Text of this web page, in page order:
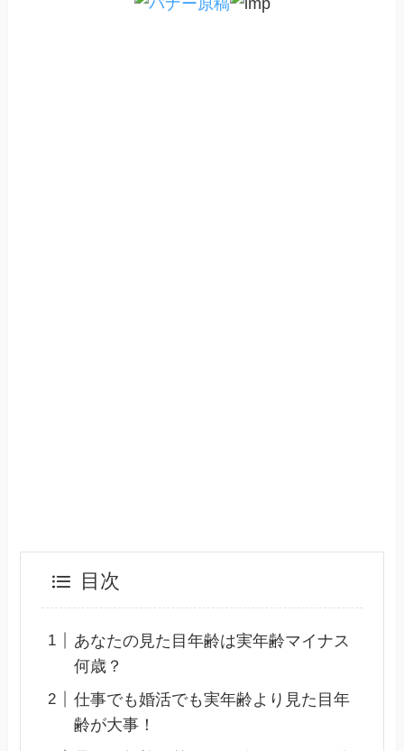
目次
あなたの見た目年齢は実年齢マイナス
何歳？
仕事でも婚活でも実年齢より見た目年
齢が大事！